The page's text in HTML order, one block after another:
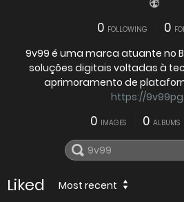
0 FOLLOWING 0
9v99 é uma marca atuante no
soluções digitais voltadas à
aprimoramento de
https://
0 IMAGES 0 ALBUMS
Liked Most recent